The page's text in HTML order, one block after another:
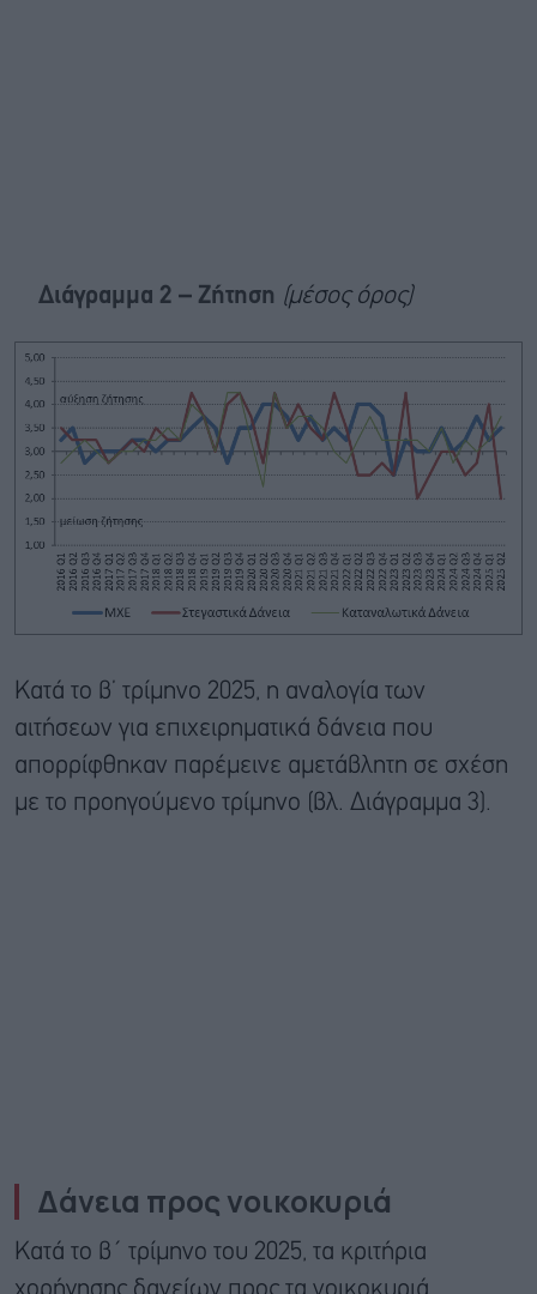
Διάγραμμα 2 – Ζήτηση (μέσος όρος)
Κατά το β’ τρίμηνο 2025, η αναλογία των
αιτήσεων για επιχειρηματικά δάνεια που
απορρίφθηκαν παρέμεινε αμετάβλητη σε σχέση
με το προηγούμενο τρίμηνο (βλ. Διάγραμμα 3).
Δάνεια προς νοικοκυριά
Κατά το β΄ τρίμηνο του 2025, τα κριτήρια